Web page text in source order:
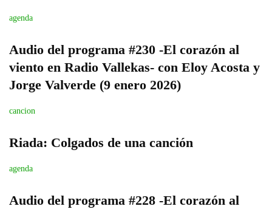
agenda
Audio del programa #230 -El corazón al
viento en Radio Vallekas- con Eloy Acosta y
Jorge Valverde (9 enero 2026)
cancion
Riada: Colgados de una canción
agenda
Audio del programa #228 -El corazón al